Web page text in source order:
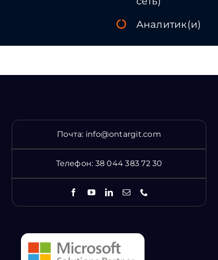
Аналитик(и)
Почта: info@ontargit.com
Телефон: 38 044 383 72 30